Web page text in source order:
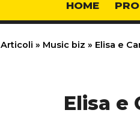
HOME
Articoli » Music biz » Elisa e
Elisa e